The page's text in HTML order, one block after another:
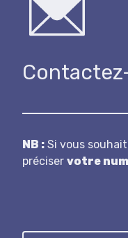
N B : Si vous
préciser votre